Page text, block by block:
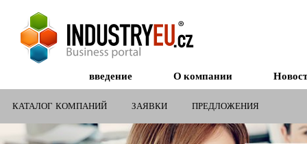
введение О компании
КАТАЛОГ КОМПАНИЙ ЗАЯВКИ ПРЕДЛОЖЕНИЯ
СУБСИДИИ ДЛЯ КОМПАНИЙ